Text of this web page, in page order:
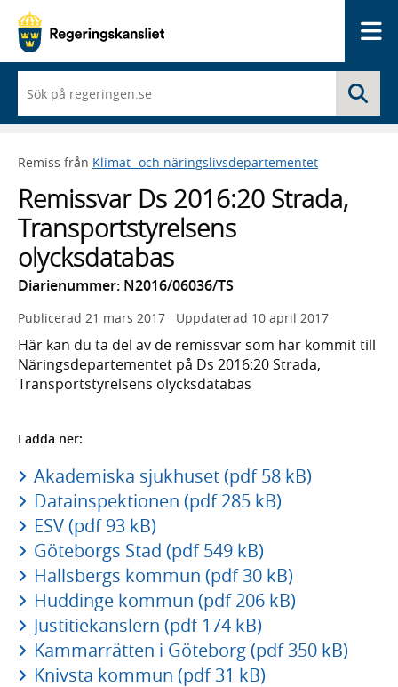
du
börjar
skriva
framträder
lista
med
sökförslag
Remiss från Klimat- och näringslivsdepartementet
Remissvar Ds 2016:20 Strada,
Transportstyrelsens
olycksdatabas
Diarienummer: N2016/06036/TS
Publicerad 21 mars 2017 Uppdaterad 10 april 2017
Här kan du ta del av de remissvar som har kommit till
Näringsdepartementet på Ds 2016:20 Strada,
Transportstyrelsens olycksdatabas
Ladda ner:
Akademiska sjukhuset (pdf 58 kB)
Datainspektionen (pdf 285 kB)
ESV (pdf 93 kB)
Göteborgs Stad (pdf 549 kB)
Hallsbergs kommun (pdf 30 kB)
Huddinge kommun (pdf 206 kB)
Justitiekanslern (pdf 174 kB)
Kammarrätten i Göteborg (pdf 350 kB)
Knivsta kommun (pdf 31 kB)